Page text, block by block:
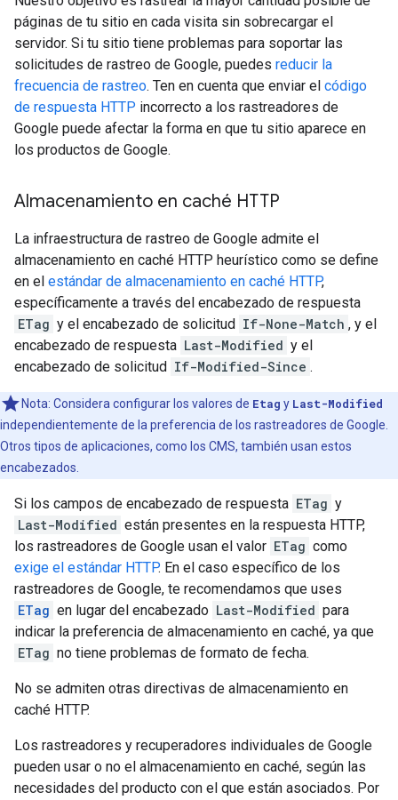
páginas de tu sitio en cada visita sin sobrecargar el
servidor. Si tu sitio tiene problemas para soportar las
solicitudes de rastreo de Google, puedes reducir la
frecuencia de rastreo. Ten en cuenta que enviar el código
de respuesta HTTP incorrecto a los rastreadores de
Google puede afectar la forma en que tu sitio aparece en
los productos de Google.
Almacenamiento en caché HTTP
La infraestructura de rastreo de Google admite el
almacenamiento en caché HTTP heurístico como se define
en el estándar de almacenamiento en caché HTTP,
específicamente a través del encabezado de respuesta
ETag y el encabezado de solicitud If-None-Match , y el
encabezado de respuesta Last-Modified y el
encabezado de solicitud If-Modified-Since .
Nota: Considera configurar los valores de Etag y Last-Modified
independientemente de la preferencia de los rastreadores de Google.
Otros tipos de aplicaciones, como los CMS, también usan estos
encabezados.
Si los campos de encabezado de respuesta ETag y
Last-Modified están presentes en la respuesta HTTP,
los rastreadores de Google usan el valor ETag como
exige el estándar HTTP. En el caso específico de los
rastreadores de Google, te recomendamos que uses
ETag en lugar del encabezado Last-Modified para
indicar la preferencia de almacenamiento en caché, ya que
ETag no tiene problemas de formato de fecha.
No se admiten otras directivas de almacenamiento en
caché HTTP.
Los rastreadores y recuperadores individuales de Google
pueden usar o no el almacenamiento en caché, según las
necesidades del producto con el que están asociados. Por